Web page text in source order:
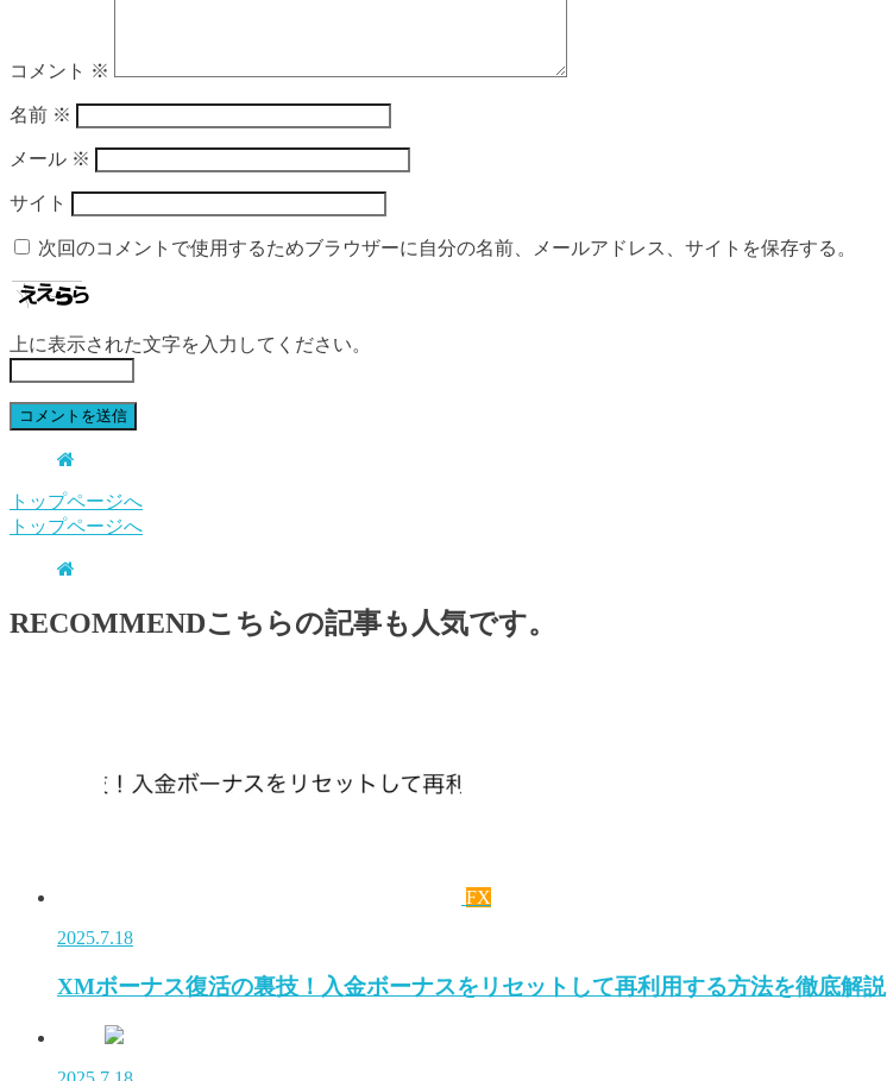
コメント ※
名前 ※
メール ※
サイト
次回のコメントで使用するためブラウザーに自分の名前、メールアドレス、サイトを保存する。
上に表示された文字を入力してください。
トップページへ
トップページへ
RECOMMENDこちらの記事も人気です。
FX
2025.7.18
XMボーナス復活の裏技！入金ボーナスをリセットして再利用する方法を徹底解説